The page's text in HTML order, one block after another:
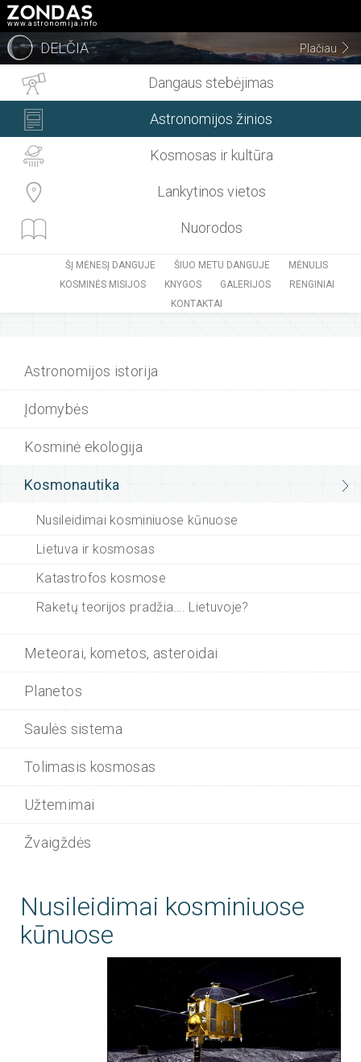
www.astronomija.info
DELČIA Plačiau
Dangaus stebėjimas
Astronomijos žinios
Kosmosas ir kultūra
Lankytinos vietos
Nuorodos
ŠĮ MĖNESĮ DANGUJE ŠIUO METU DANGUJE
MĖNULIS
KOSMINĖS MISIJOS
KNYGOS GALERIJOS
RENGINIAI
KONTAKTAI
Astronomijos istorija
Įdomybės
Kosminė ekologija
Kosmonautika
Nusileidimai kosminiuose kūnuose
Lietuva ir kosmosas
Katastrofos kosmose
Raketų teorijos pradžia…. Lietuvoje?
Meteorai, kometos, asteroidai
Planetos
Saulės sistema
Tolimasis kosmosas
Užtemimai
Žvaigždės
Nusileidimai kosminiuose
kūnuose